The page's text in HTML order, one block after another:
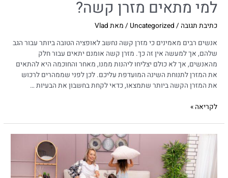
למי מתאים מזרן קשה?
כתיבת תגובה /
Uncategorized / מאת Vlad
אנשים רבים מאמינים כי מזרן קשה נחשב לאופציה הטובה ביותר עבור הגב
שלהם, אך למעשה אין זה כך. מזרן קשה אומנם יתאים עבור חלק
מהאנשים, אך לא כולם יצליחו ליהנות ממנו, מאחר והחוכמה היא להתאים
את המזרן לתנוחת השינה המועדפת עליכם. לכן לפני שממהרים לרכוש
את המזרן הקשה ביותר שתמצאו, כדאי לקחת בחשבון את הבעיות …
לקריאה »